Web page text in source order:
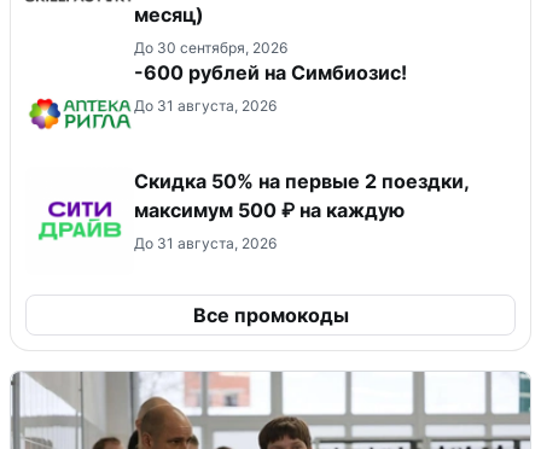
месяц)
До 30 сентября, 2026
-600 рублей на Симбиозис!
До 31 августа, 2026
Скидка 50% на первые 2 поездки,
максимум 500 ₽ на каждую
До 31 августа, 2026
Все промокоды